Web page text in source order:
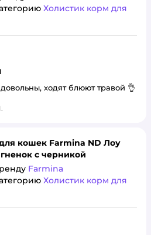
Холистик корм для
ходят блюют травой 👌
кошек Farmina ND Лоу
с черникой
Farmina
Холистик корм для